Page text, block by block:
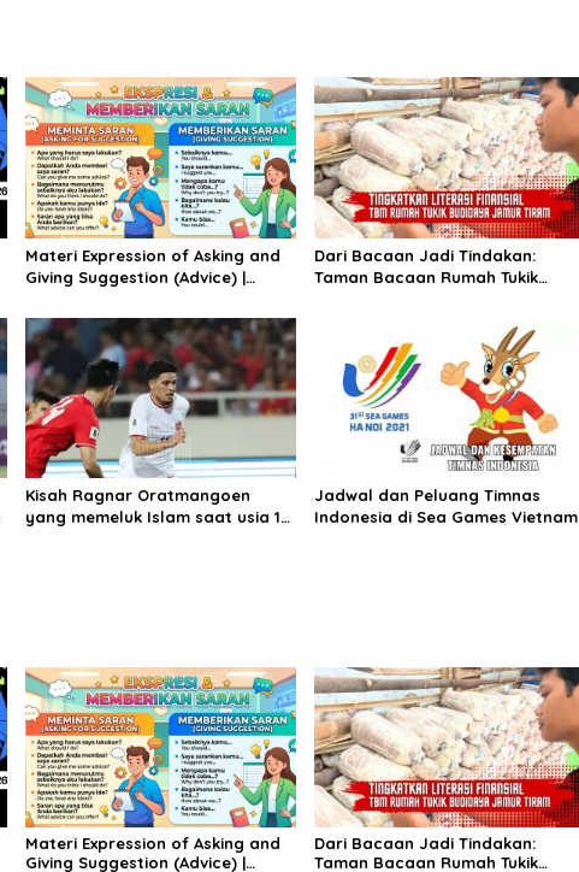
Materi Expression of Asking and
Giving Suggestion (Advice) |
Dari Bacaan Jadi Tindakan:
Taman Bacaan Rumah Tukik
Kisah Ragnar Oratmangoen
yang memeluk Islam saat usia 15
Jadwal dan Peluang Timnas
Indonesia di Sea Games Vietnam
Materi Expression of Asking and
Giving Suggestion (Advice) |
Dari Bacaan Jadi Tindakan:
Taman Bacaan Rumah Tukik